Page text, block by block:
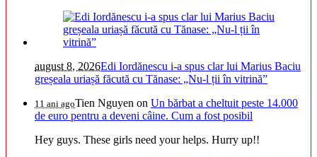
august 8, 2026Edi Iordănescu i-a spus clar lui Marius Baciu
greșeala uriașă făcută cu Tănase: „Nu-l ții în vitrină”
11 ani agoTien Nguyen on Un bărbat a cheltuit peste 14.000
de euro pentru a deveni câine. Cum a fost posibil
Hey guys. These girls need your helps. Hurry up!!